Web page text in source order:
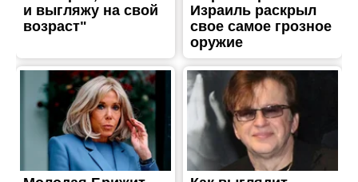
ЖИТТЯ
З початку року на
водоймах
Дніпропетровщини
загинуло 8 людей